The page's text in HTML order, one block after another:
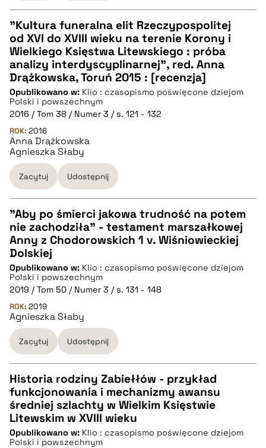
pobierz cytat
CZYSTY TEKST
pobierz cytat
BIBTEX
pobierz cytat
"Kultura funeralna elit Rzeczypospolitej
od XVI do XVIII wieku na terenie Korony i
Wielkiego Księstwa Litewskiego : próba
analizy interdyscyplinarnej", red. Anna
Drążkowska, Toruń 2015 : [recenzja]
Opublikowano w: Klio : czasopismo poświęcone dziejom
Polski i powszechnym
2016 / Tom 38 / Numer 3 / s. 121 - 132
ROK: 2016
Anna Drążkowska
Agnieszka Słaby
Zacytuj Udostępnij
CZYSTY TEKST
pobierz cytat
BIBTEX
pobierz cytat
"Aby po śmierci jakowa trudność na potem
nie zachodziła" - testament marszałkowej
Anny z Chodorowskich 1 v. Wiśniowieckiej
Dolskiej
Opublikowano w: Klio : czasopismo poświęcone dziejom
Polski i powszechnym
2019 / Tom 50 / Numer 3 / s. 131 - 148
ROK: 2019
Agnieszka Słaby
Zacytuj Udostępnij
CZYSTY TEKST
pobierz cytat
Historia rodziny Zabiełłów - przykład
funkcjonowania i mechanizmy awansu
średniej szlachty w Wielkim Księstwie
Litewskim w XVIII wieku
Opublikowano w: Klio : czasopismo poświęcone dziejom
Polski i powszechnym